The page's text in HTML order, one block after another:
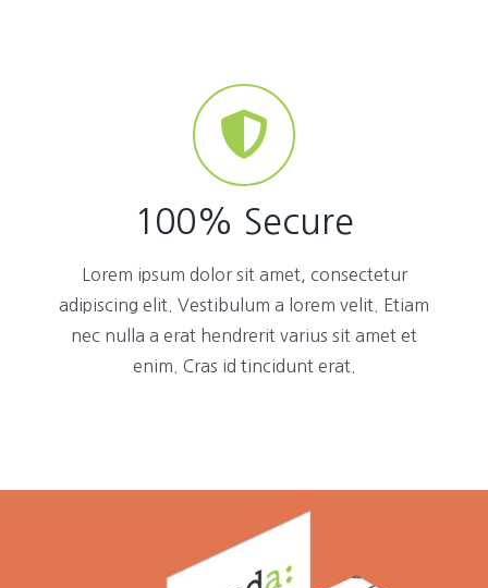
100% Secure
Lorem ipsum dolor sit amet, consectetur
adipiscing elit. Vestibulum a lorem velit. Etiam
nec nulla a erat hendrerit varius sit amet et
enim. Cras id tincidunt erat.